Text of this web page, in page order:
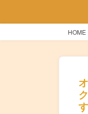
HOME
す